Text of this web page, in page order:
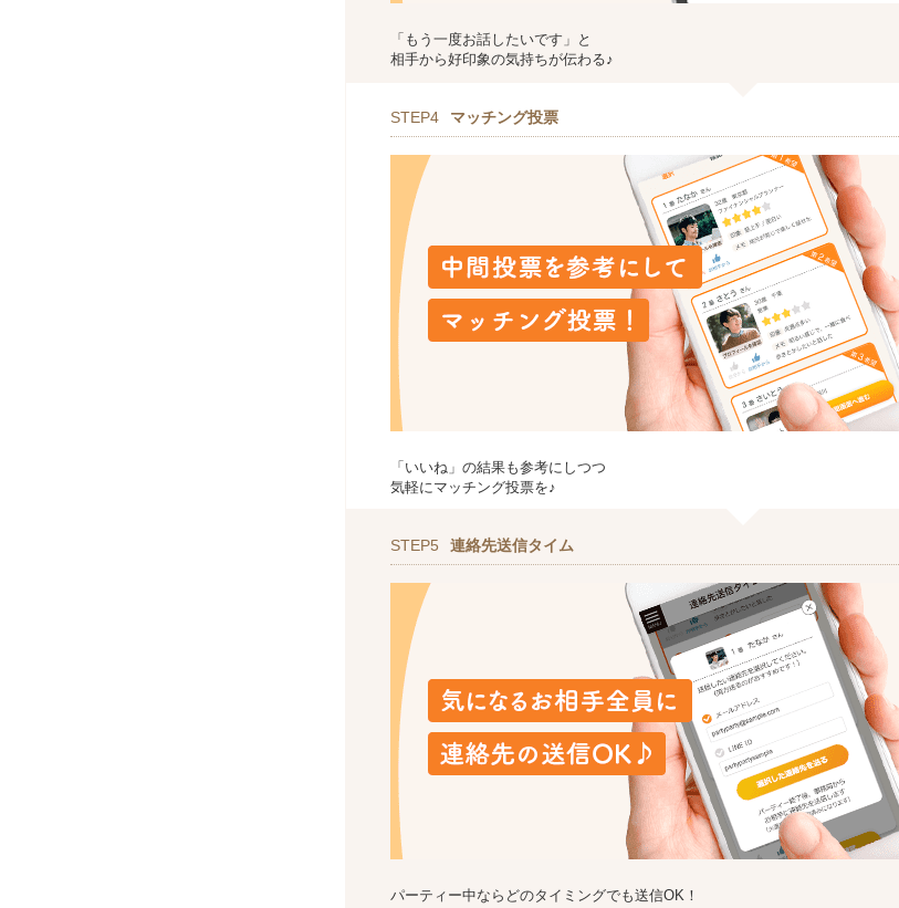
「もう一度お話したいです」と
相手から好印象の気持ちが伝わる♪
STEP4 マッチング投票
「いいね」の結果も参考にしつつ
気軽にマッチング投票を♪
STEP5 連絡先送信タイム
パーティー中ならどのタイミングでも送信OK！